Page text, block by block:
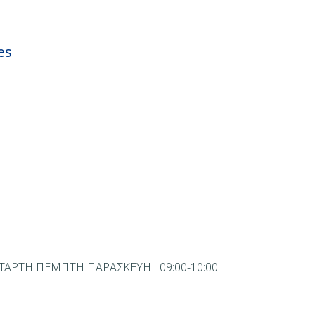
ΠΕΜΠΤΗ ΠΑΡΑΣΚΕΥΗ 09:00-10:00